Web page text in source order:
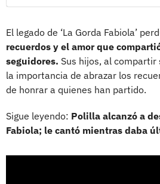
El legado de ‘La Gorda Fabiola’
recuerdos y el amor que
seguidores. Sus hijos, al
la importancia de abrazar los
de honrar a quienes han partido.
Sigue leyendo: Polilla alcanzó a
Fabiola; le cantó mientras daba